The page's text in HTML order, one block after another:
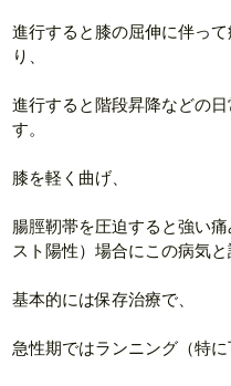
進行すると膝の屈伸に伴っ
り、
進行すると階段昇降などの
す。
膝を軽く曲げ、
腸脛靭帯を圧迫すると強い
スト陽性）場合にこの病気と
基本的には保存治療で、
急性期ではランニング（特